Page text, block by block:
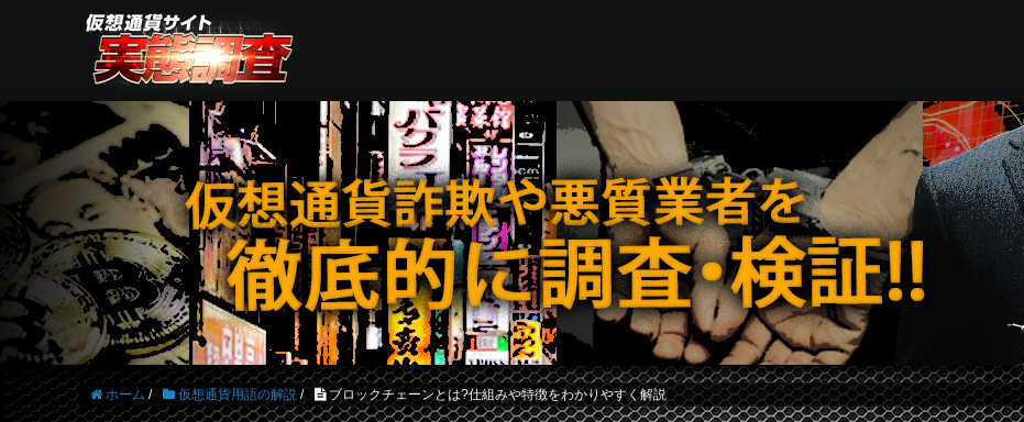
ホーム / 仮想通貨用語の解説 / ブロックチェーンとは?仕組みや特徴をわかりやすく解説